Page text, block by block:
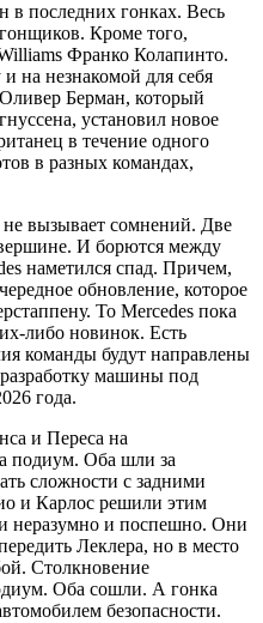
в последних гонках. Весь
Кроме того,
Франко Колапинто.
на незнакомой для себя
Берман, который
установил новое
в течение одного
в разных командах,
вызывает сомнений. Две
И борются между
наметился спад. Причем,
обновление, которое
То Mercedes пока
либо новинок. Есть
команды будут направлены
машины под
года.
и Переса на
подиум. Оба шли за
сложности с задними
и Карлос решили этим
неразумно и поспешно. Они
Леклера, но в место
Столкновение
Оба сошли. А гонка
безопасности.